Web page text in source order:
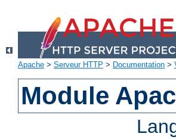
Apache > Serveur HTTP > Documentation >
Module